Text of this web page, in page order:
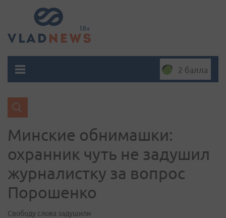
2 балла
Минские обнимашки:
охранник чуть не задушил
журналистку за вопрос
Порошенко
Свободу слова задушили